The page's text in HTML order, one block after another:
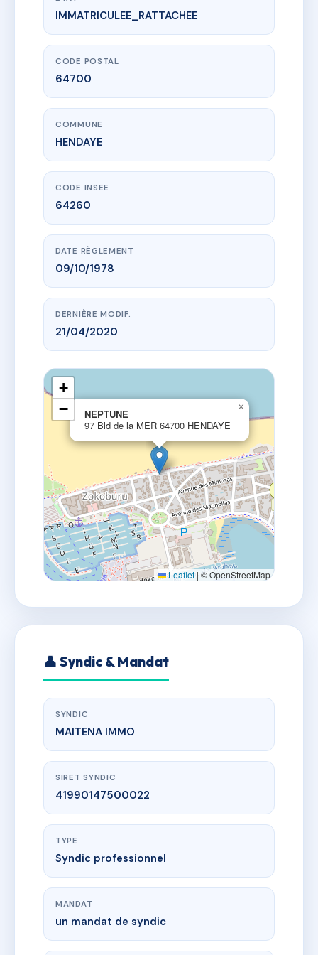
www.vme.plus/AA3240793
NEPTUNE
97 Bld de la MER
IMMATRICULEE_RATTACHEE
CODE POSTAL
64700
COMMUNE
HENDAYE
CODE INSEE
64260
DATE RÈGLEMENT
09/10/1978
DERNIÈRE MODIF.
21/04/2020
NEPTUNE
97 Bld de la MER 64700 HENDAYE
×
+
−
Leaflet |© OpenStreetMap
👤 Syndic & Mandat
SYNDIC
MAITENA IMMO
SIRET SYNDIC
41990147500022
TYPE
Syndic professionnel
MANDAT
un mandat de syndic